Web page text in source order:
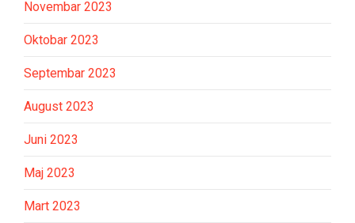
Novembar 2023
Oktobar 2023
Septembar 2023
August 2023
Juni 2023
Maj 2023
Mart 2023